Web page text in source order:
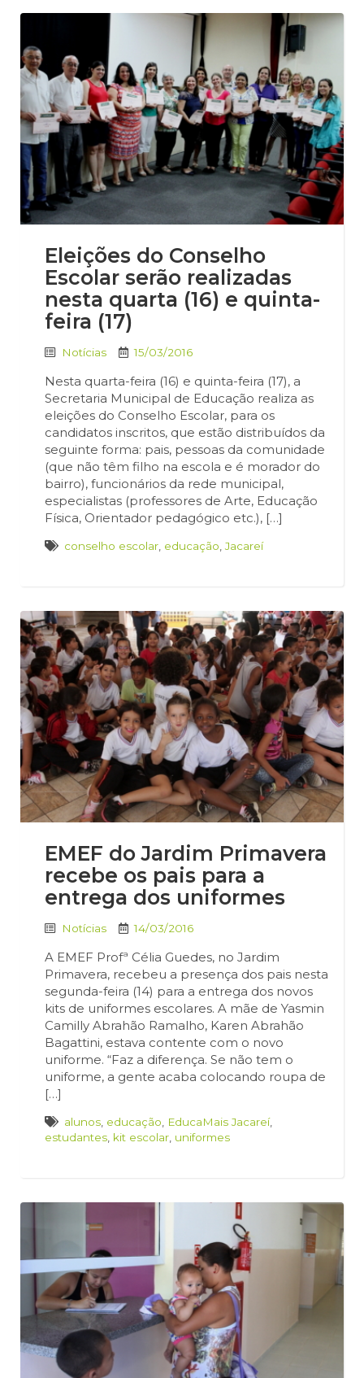
Eleições do Conselho
Escolar serão realizadas
nesta quarta (16) e quinta-
feira (17)
Notícias 15/03/2016
Nesta quarta-feira (16) e quinta-feira (17), a
Secretaria Municipal de Educação realiza as
eleições do Conselho Escolar, para os
candidatos inscritos, que estão distribuídos da
seguinte forma: pais, pessoas da comunidade
(que não têm filho na escola e é morador do
bairro), funcionários da rede municipal,
especialistas (professores de Arte, Educação
Física, Orientador pedagógico etc.), […]
conselho escolar educação ,Jacareí
EMEF do Jardim Primavera
recebe os pais para a
entrega dos uniformes
Notícias 14/03/2016
A EMEF Profª Célia Guedes, no Jardim
Primavera, recebeu a presença dos pais nesta
segunda-feira (14) para a entrega dos novos
kits de uniformes escolares. A mãe de Yasmin
Camilly Abrahão Ramalho, Karen Abrahão
Bagattini, estava contente com o novo
uniforme. “Faz a diferença. Se não tem o
uniforme, a gente acaba colocando roupa de
[…]
alunos educação EducaMais Jacareí,
estudantes kit escolar uniformes